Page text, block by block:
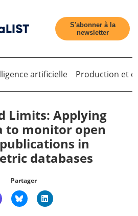
S'abonner à la
newsletter
artificielle Production et
Limits: Applying
to monitor open
in
databases
Partager